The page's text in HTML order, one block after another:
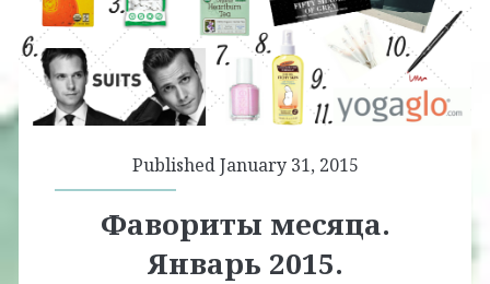
Published January 31, 2015
Фавориты месяца.
Январь 2015.